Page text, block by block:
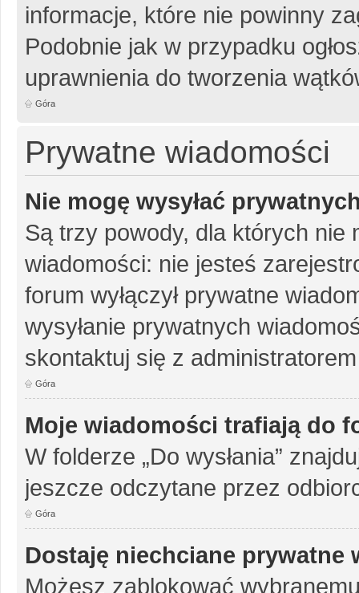
informacje, które nie powinny
Podobnie jak w przypadku
uprawnienia do tworzenia
Góra
Prywatne wiadomości
Nie mogę wysyłać
Są trzy powody, dla których nie
wiadomości: nie jesteś
forum wyłączył prywatne
wysyłanie prywatnych
skontaktuj się z
Góra
Moje wiadomości trafiają do
W folderze „Do wysłania”
jeszcze odczytane przez
Góra
Dostaję niechciane prywatne
Możesz zablokować